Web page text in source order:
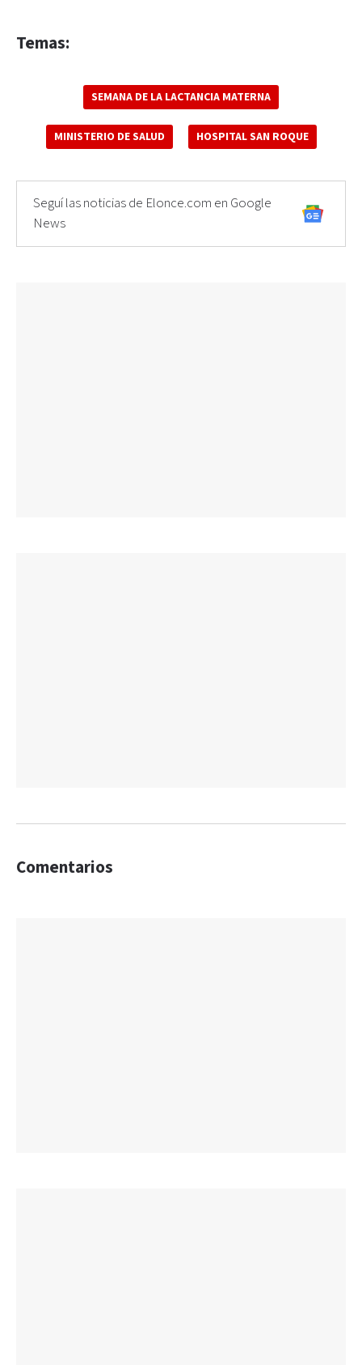
Temas:
SEMANA DE LA LACTANCIA MATERNA
MINISTERIO DE SALUD HOSPITAL SAN ROQUE
Seguí las noticias de Elonce.com en Google
News
Comentarios